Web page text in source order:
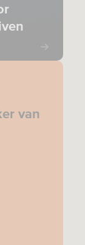
van